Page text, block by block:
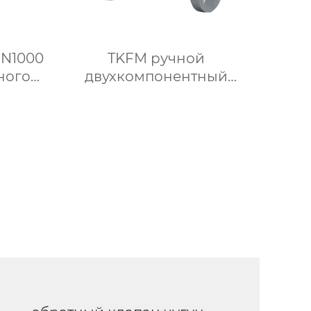
TKFM ручной
двухкомпонентный